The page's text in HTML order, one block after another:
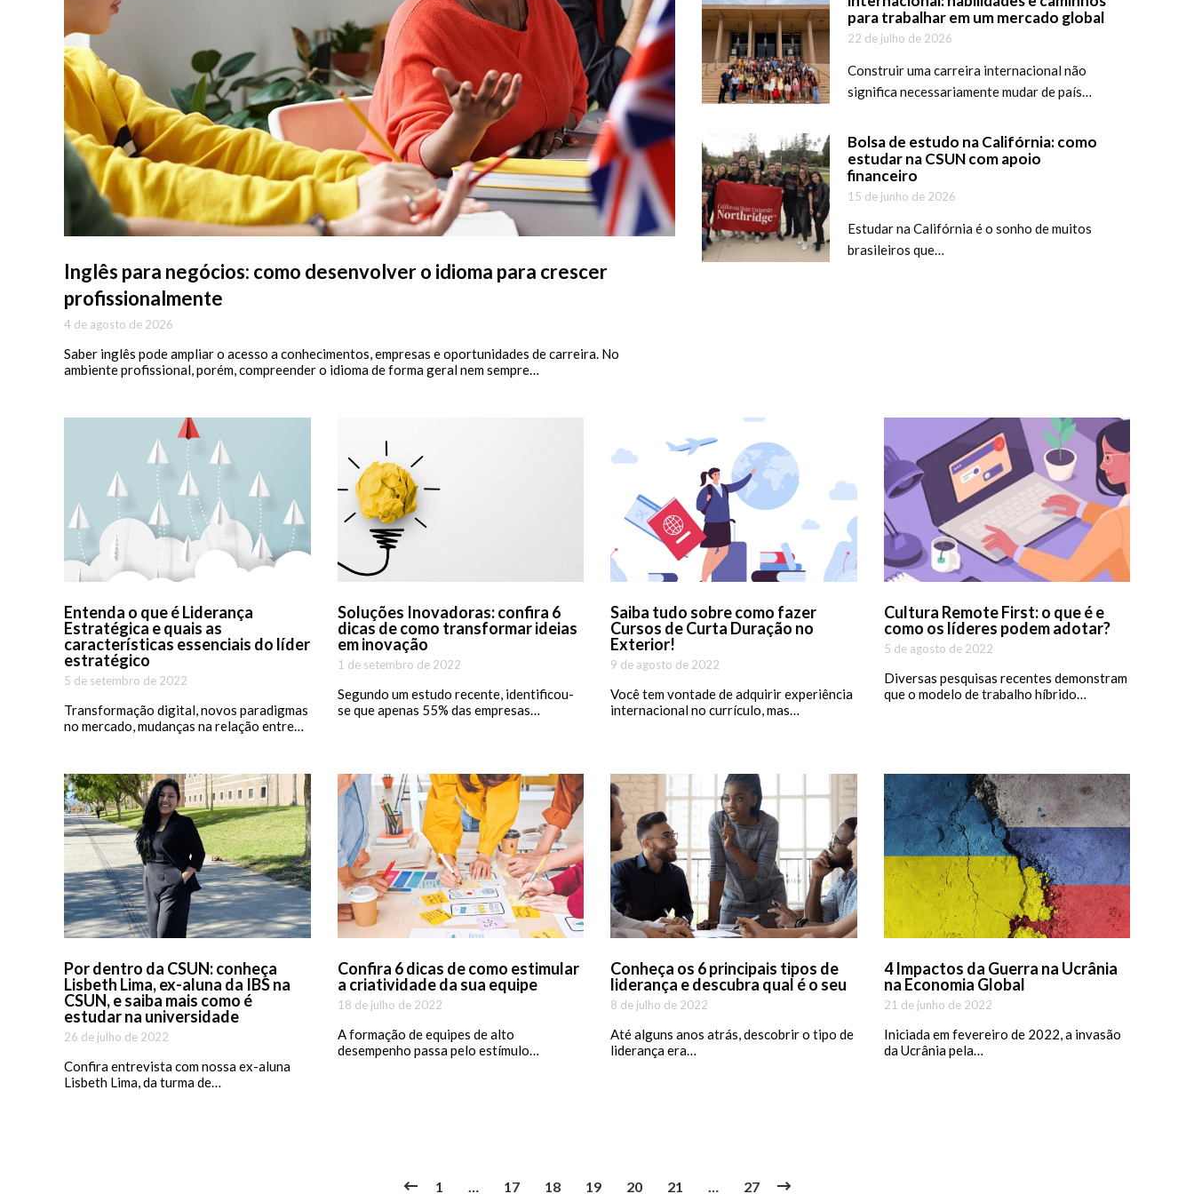
Inglês para negócios: como desenvolver o idioma para crescer
profissionalmente
4 de agosto de 2026
Saber inglês pode ampliar o acesso a conhecimentos, empresas e oportunidades de carreira. No
ambiente profissional, porém, compreender o idioma de forma geral nem sempre…
para trabalhar em um mercado global
22 de julho de 2026
Construir uma carreira internacional não
significa necessariamente mudar de país…
Bolsa de estudo na Califórnia: como
estudar na CSUN com apoio
financeiro
15 de junho de 2026
Estudar na Califórnia é o sonho de muitos
brasileiros que…
Entenda o que é Liderança
Estratégica e quais as
características essenciais do líder
estratégico
5 de setembro de 2022
Transformação digital, novos paradigmas
no mercado, mudanças na relação entre…
Soluções Inovadoras: confira 6
dicas de como transformar ideias
em inovação
1 de setembro de 2022
Segundo um estudo recente, identificou-
se que apenas 55% das empresas…
Saiba tudo sobre como fazer
Cursos de Curta Duração no
Exterior!
9 de agosto de 2022
Você tem vontade de adquirir experiência
internacional no currículo, mas…
Cultura Remote First: o que é e
como os líderes podem adotar?
5 de agosto de 2022
Diversas pesquisas recentes demonstram
que o modelo de trabalho híbrido…
Por dentro da CSUN: conheça
Lisbeth Lima, ex-aluna da IBS na
CSUN, e saiba mais como é
estudar na universidade
26 de julho de 2022
Confira entrevista com nossa ex-aluna
Lisbeth Lima, da turma de…
Confira 6 dicas de como estimular
a criatividade da sua equipe
18 de julho de 2022
A formação de equipes de alto
desempenho passa pelo estímulo…
Conheça os 6 principais tipos de
liderança e descubra qual é o seu
8 de julho de 2022
Até alguns anos atrás, descobrir o tipo de
liderança era…
4 Impactos da Guerra na Ucrânia
na Economia Global
21 de junho de 2022
Iniciada em fevereiro de 2022, a invasão
da Ucrânia pela…
1 17 18 19 20 21 27